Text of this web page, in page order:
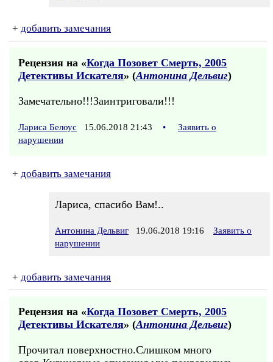
+ добавить замечания
Рецензия на «Когда Позовет Смерть, 2005
Детективы Искателя» (Антонина Дельвиг)
Замечательно!!!Заинтриговали!!!
Лариса Белоус 15.06.2018 21:43 •
Заявить о
нарушении
+ добавить замечания
Лариса, спасибо Вам!..
Антонина Дельвиг 19.06.2018 19:16
Заявить о
нарушении
+ добавить замечания
Рецензия на «Когда Позовет Смерть, 2005
Детективы Искателя» (Антонина Дельвиг)
Прочитал поверхностно.Слишком много